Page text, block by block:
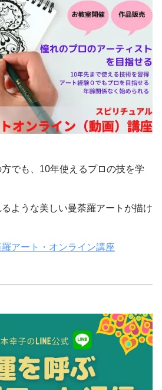
でも、10年使えるプロの技を学
ような美しい曼荼羅アートが描け
アート・オンライン講座